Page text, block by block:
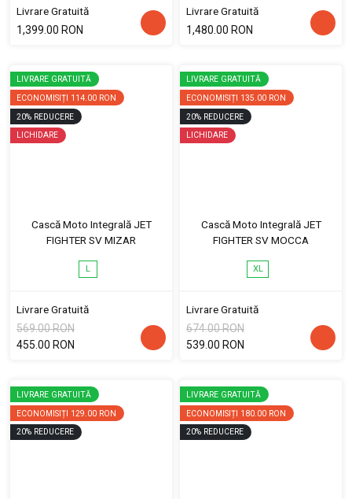
Livrare Gratuită
1,399.00 RON
Livrare Gratuită
1,480.00 RON
LIVRARE GRATUITĂ
ECONOMISIȚI 114.00 RON
20% REDUCERE
LICHIDARE
Cască Moto Integrală JET
FIGHTER SV MIZAR
L
Livrare Gratuită
569.00 RON
455.00 RON
LIVRARE GRATUITĂ
ECONOMISIȚI 135.00 RON
20% REDUCERE
LICHIDARE
Cască Moto Integrală JET
FIGHTER SV MOCCA
XL
Livrare Gratuită
674.00 RON
539.00 RON
LIVRARE GRATUITĂ
ECONOMISIȚI 129.00 RON
20% REDUCERE
LIVRARE GRATUITĂ
ECONOMISIȚI 180.00 RON
20% REDUCERE